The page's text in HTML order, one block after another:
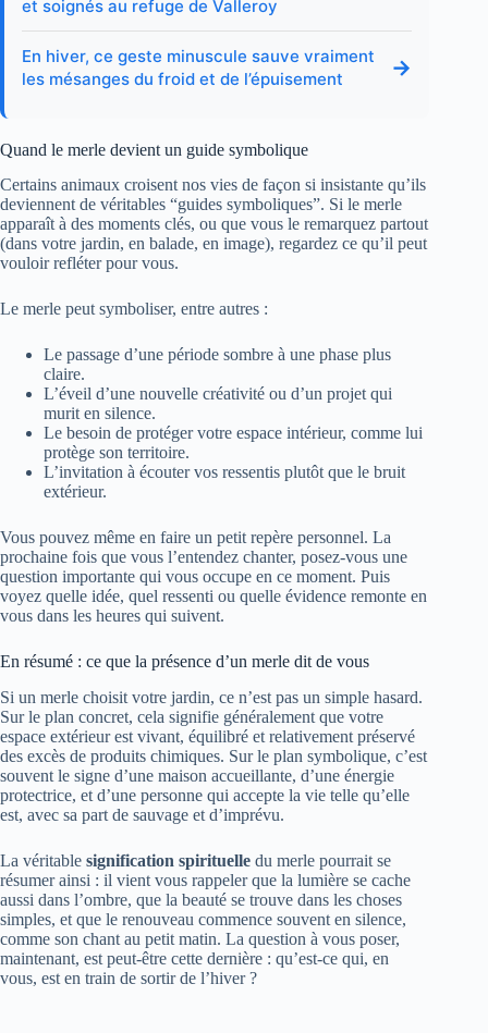
et soignés au refuge de Valleroy
En hiver, ce geste minuscule sauve vraiment
les mésanges du froid et de l’épuisement
→
Quand le merle devient un guide symbolique
Certains animaux croisent nos vies de façon si insistante qu’ils
deviennent de véritables “guides symboliques”. Si le merle
apparaît à des moments clés, ou que vous le remarquez partout
(dans votre jardin, en balade, en image), regardez ce qu’il peut
vouloir refléter pour vous.
Le merle peut symboliser, entre autres :
Le passage d’une période sombre à une phase plus
claire.
L’éveil d’une nouvelle créativité ou d’un projet qui
murit en silence.
Le besoin de protéger votre espace intérieur, comme lui
protège son territoire.
L’invitation à écouter vos ressentis plutôt que le bruit
extérieur.
Vous pouvez même en faire un petit repère personnel. La
prochaine fois que vous l’entendez chanter, posez-vous une
question importante qui vous occupe en ce moment. Puis
voyez quelle idée, quel ressenti ou quelle évidence remonte en
vous dans les heures qui suivent.
En résumé : ce que la présence d’un merle dit de vous
Si un merle choisit votre jardin, ce n’est pas un simple hasard.
Sur le plan concret, cela signifie généralement que votre
espace extérieur est vivant, équilibré et relativement préservé
des excès de produits chimiques. Sur le plan symbolique, c’est
souvent le signe d’une maison accueillante, d’une énergie
protectrice, et d’une personne qui accepte la vie telle qu’elle
est, avec sa part de sauvage et d’imprévu.
La véritable signification spirituelle du merle pourrait se
résumer ainsi : il vient vous rappeler que la lumière se cache
aussi dans l’ombre, que la beauté se trouve dans les choses
simples, et que le renouveau commence souvent en silence,
comme son chant au petit matin. La question à vous poser,
maintenant, est peut-être cette dernière : qu’est-ce qui, en
vous, est en train de sortir de l’hiver ?